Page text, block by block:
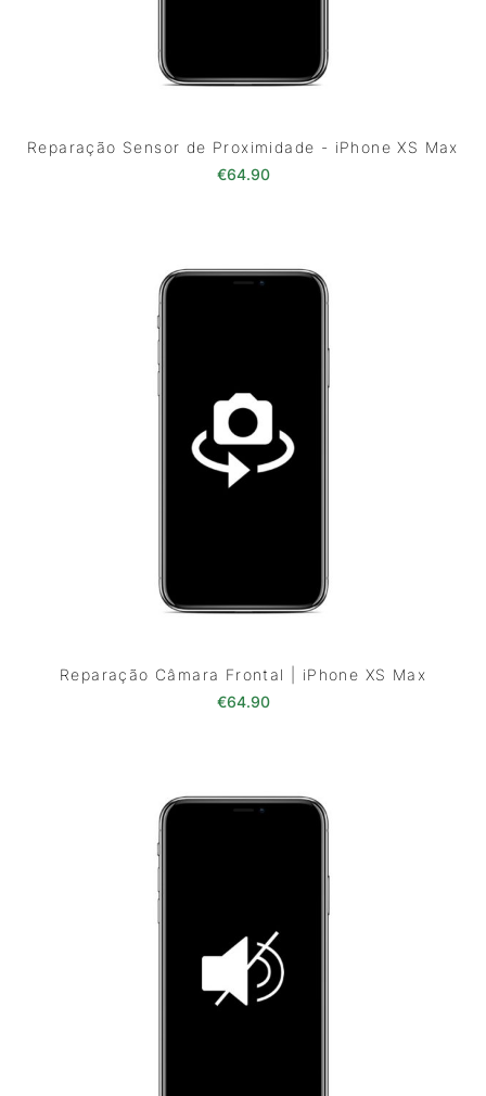
Reparação Sensor de Proximidade - iPhone XS Max
€64.90
Reparação Câmara Frontal | iPhone XS Max
€64.90